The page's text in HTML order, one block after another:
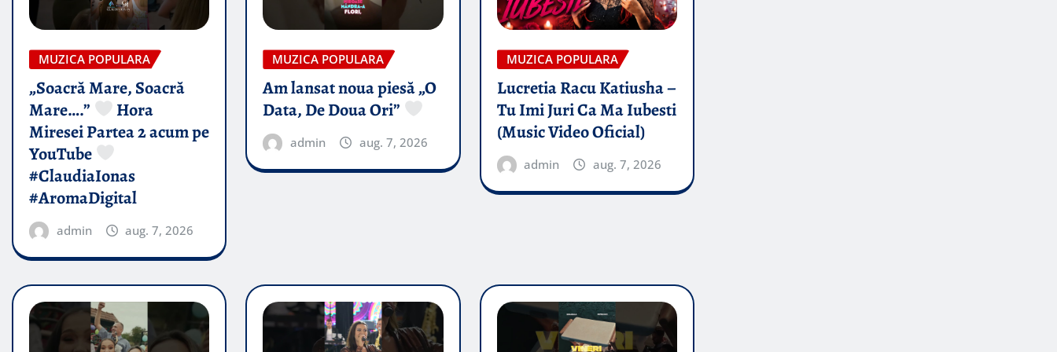
MUZICA POPULARA
„Soacră Mare, Soacră
Mare….”
Hora
Miresei Partea 2 acum pe
YouTube
#ClaudiaIonas
#AromaDigital
admin aug. 7, 2026
MUZICA POPULARA
Am lansat noua piesă „O
Data, De Doua Ori”
admin aug. 7, 2026
MUZICA POPULARA
Lucretia Racu Katiusha –
Tu Imi Juri Ca Ma Iubesti
(Music Video Oficial)
admin aug. 7, 2026